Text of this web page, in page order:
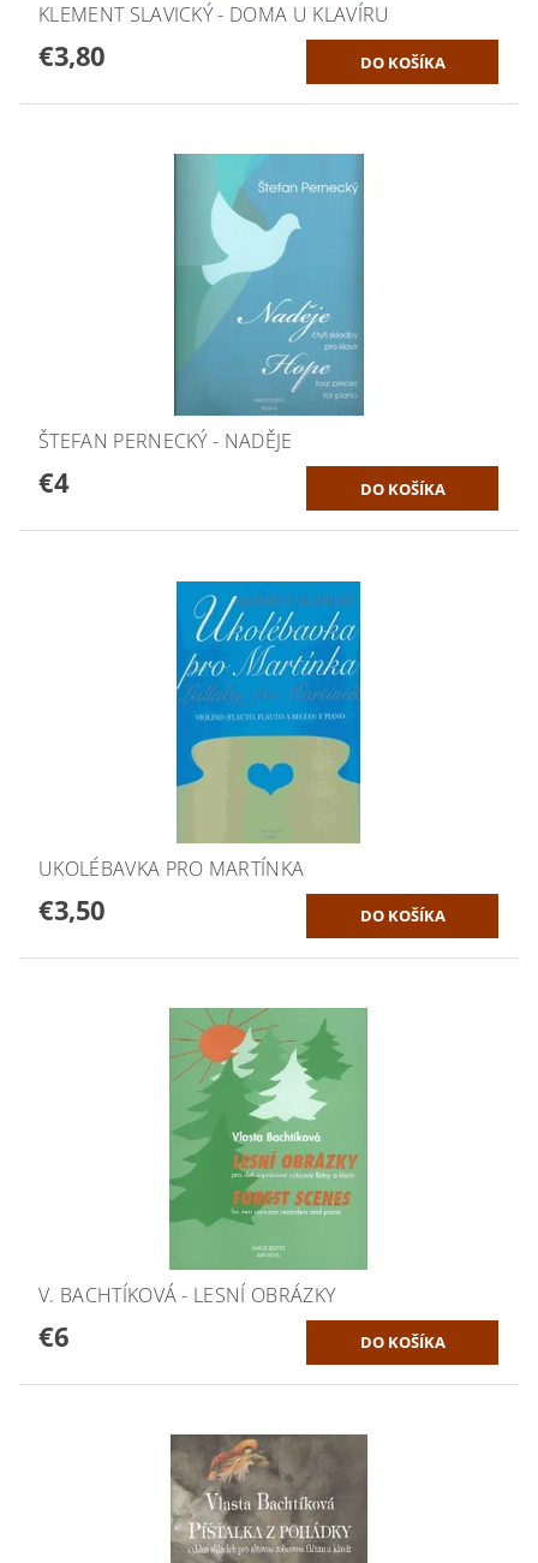
KLEMENT SLAVICKÝ - DOMA U KLAVÍRU
€3,80
ŠTEFAN PERNECKÝ - NADĚJE
€4
UKOLÉBAVKA PRO MARTÍNKA
€3,50
V. BACHTÍKOVÁ - LESNÍ OBRÁZKY
€6